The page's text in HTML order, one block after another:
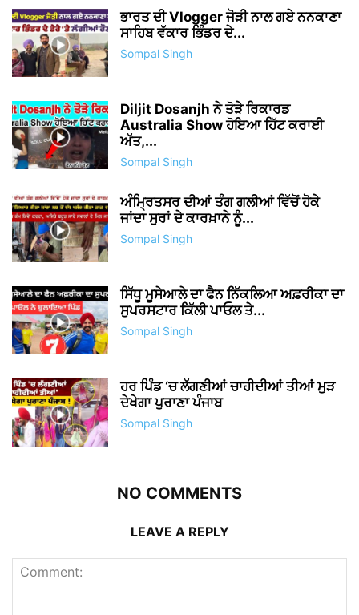
ਭਾਰਤ ਦੀ Vlogger ਜੋੜੀ ਨਾਲ ਗਏ ਨਨਕਾਣਾ
ਸਾਹਿਬ ਵੱਕਾਰ ਭਿੰਡਰ ਦੇ...
Sompal Singh
Diljit Dosanjh ਨੇ ਤੋੜੇ ਰਿਕਾਰਡ
Australia Show ਹੋਇਆ ਹਿੱਟ ਕਰਾਈ
ਅੱਤ,...
Sompal Singh
ਅੰਮ੍ਰਿਤਸਰ ਦੀਆਂ ਤੰਗ ਗਲੀਆਂ ਵਿੱਚੋਂ ਹੋਕੇ
ਜਾਂਦਾ ਸੁਰਾਂ ਦੇ ਕਾਰਖ਼ਾਨੇ ਨੂੰ...
Sompal Singh
ਸਿੱਧੂ ਮੂਸੇਆਲੇ ਦਾ ਫੈਨ ਨਿੱਕਲਿਆ ਅਫ਼ਰੀਕਾ ਦਾ
ਸੁਪਰਸਟਾਰ ਕਿੱਲੀ ਪਾਓਲ ਤੇ...
Sompal Singh
ਹਰ ਪਿੰਡ ‘ਚ ਲੱਗਣੀਆਂ ਚਾਹੀਦੀਆਂ ਤੀਆਂ ਮੁੜ
ਦੇਖੇਗਾ ਪੁਰਾਣਾ ਪੰਜਾਬ
Sompal Singh
NO COMMENTS
LEAVE A REPLY